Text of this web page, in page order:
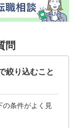
問
絞り込むこと
の条件がよく見